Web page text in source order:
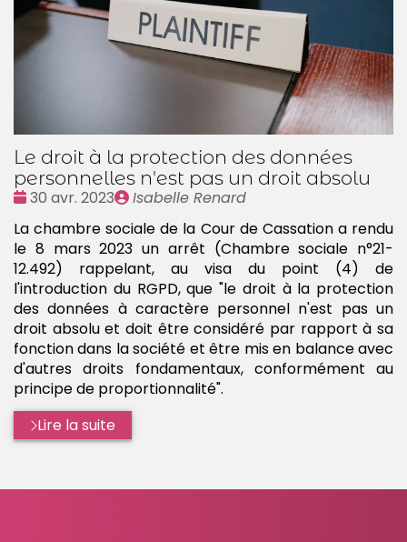
Le droit à la protection des données
personnelles n'est pas un droit absolu
Date
30 avr. 2023
Publié
Isabelle Renard
La chambre sociale de la Cour de Cassation a rendu
le 8 mars 2023 un arrêt (Chambre sociale n°21-
12.492) rappelant, au visa du point (4) de
l'introduction du RGPD, que "le droit à la protection
des données à caractère personnel n'est pas un
droit absolu et doit être considéré par rapport à sa
fonction dans la société et être mis en balance avec
d'autres droits fondamentaux, conformément au
principe de proportionnalité".
Lire la suite